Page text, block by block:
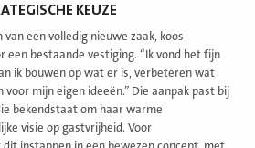
KEUZE
een volledig nieuwe zaak, koos
een bestaande vestiging. “Ik vond het fijn
ik bouwen op wat er is, verbeteren wat
mijn eigen ideeën.” Die aanpak past bij
bekendstaat om haar warme
visie op gastvrijheid. Voor